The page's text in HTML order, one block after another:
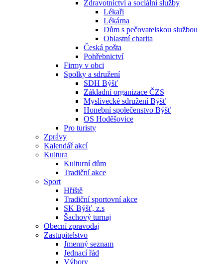
Zdravotnictví a sociální služby
Lékaři
Lékárna
Dům s pečovatelskou službou
Oblastní charita
Česká pošta
Pohřebnictví
Firmy v obci
Spolky a sdružení
SDH Býšť
Základní organizace ČZS
Myslivecké sdružení Býšť
Honební společenstvo Býšť
OS Hoděšovice
Pro turisty
Zprávy
Kalendář akcí
Kultura
Kulturní dům
Tradiční akce
Sport
Hřiště
Tradiční sportovní akce
SK Býšť, z.s
Šachový turnaj
Obecní zpravodaj
Zastupitelstvo
Jmenný seznam
Jednací řád
Výbory